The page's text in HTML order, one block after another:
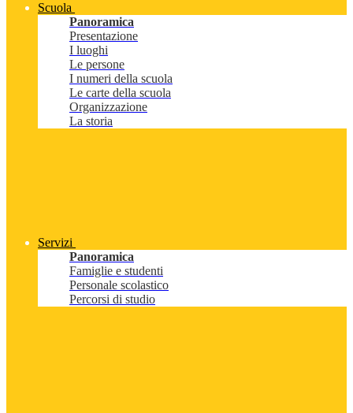
Scuola
Panoramica
Presentazione
I luoghi
Le persone
I numeri della scuola
Le carte della scuola
Organizzazione
La storia
Servizi
Panoramica
Famiglie e studenti
Personale scolastico
Percorsi di studio